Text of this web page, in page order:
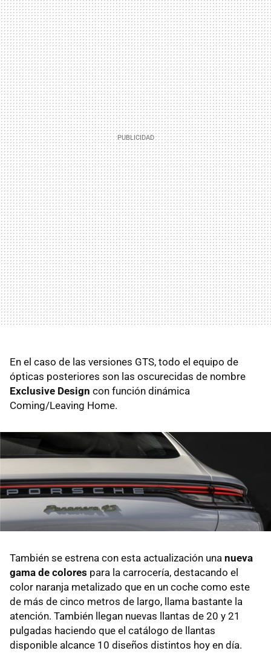
En el caso de las versiones GTS, todo el equipo de
ópticas posteriores son las oscurecidas de nombre
Exclusive Design con función dinámica
Coming/Leaving Home.
También se estrena con esta actualización una nueva
gama de colores para la carrocería, destacando el
color naranja metalizado que en un coche como este
de más de cinco metros de largo, llama bastante la
atención. También llegan nuevas llantas de 20 y 21
pulgadas haciendo que el catálogo de llantas
disponible alcance 10 diseños distintos hoy en día.